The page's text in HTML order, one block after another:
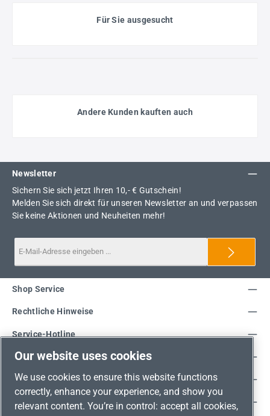
Für Sie ausgesucht
Andere Kunden kauften auch
Newsletter
Sichern Sie sich jetzt Ihren 10,- € Gutschein!
Melden Sie sich direkt für unseren Newsletter an und verpassen
Sie keine Aktionen und Neuheiten mehr!
Service-Hotline
Shop Service
Rechtliche Hinweise
Unsere Vorteile
Versandarten
Zahlungsarten
Our website uses cookies
We use cookies to ensure this website functions
correctly, enhance your experience, and show you
relevant content. You’re in control: accept all cookies,